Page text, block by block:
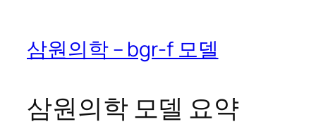
삼원의학 – bgr-f 모델
삼원의학 모델 요약